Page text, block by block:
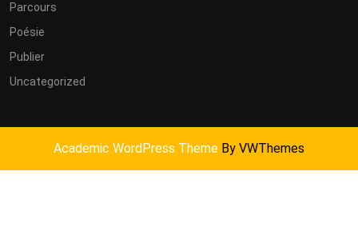
Parcours
Poésie
Publier
Uncategorized
Academic WordPress Theme By VWThemes